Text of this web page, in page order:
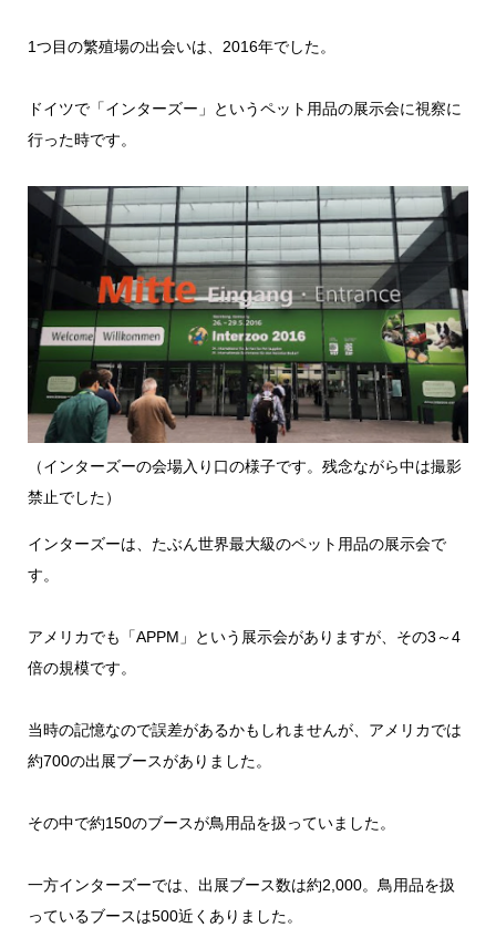
1つ目の繁殖場の出会いは、2016年でした。
ドイツで「インターズー」というペット用品の展示会に視察に
行った時です。
（インターズーの会場入り口の様子です。残念ながら中は撮影
禁止でした）
インターズーは、たぶん世界最大級のペット用品の展示会で
す。
アメリカでも「APPM」という展示会がありますが、その3～4
倍の規模です。
当時の記憶なので誤差があるかもしれませんが、アメリカでは
約700の出展ブースがありました。
その中で約150のブースが鳥用品を扱っていました。
一方インターズーでは、出展ブース数は約2,000。鳥用品を扱
っているブースは500近くありました。